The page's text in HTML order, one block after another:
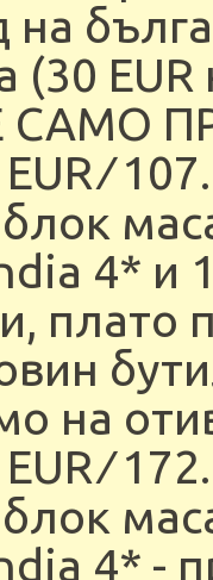
на
(30
САМО
∕
4* и
плато
на
∕
4* -